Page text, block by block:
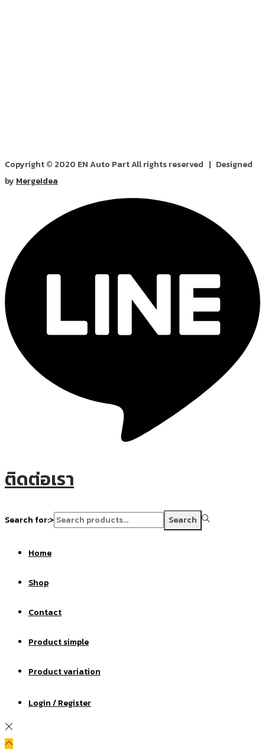
Copyright © 2020 EN Auto Part All rights reserved | Designed
by MergeIdea
ติดต่อเรา
Search for:> Search
Home
Shop
Contact
Product simple
Product variation
Login / Register